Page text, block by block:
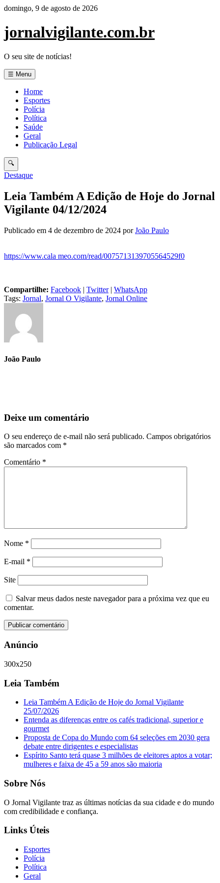
Pular
o
conteúdo
domingo, 9 de agosto de 2026
jornalvigilante.com.br
O seu site de notícias!
☰ Menu
Home
Esportes
Polícia
Política
Saúde
Geral
Publicação Legal
🔍
Destaque
Leia Também A Edição de Hoje do Jornal
Vigilante 04/12/2024
Publicado em 4 de dezembro de 2024 porJoão Paulo
https://www.cala meo.com/read/0075713139705564529f0
Compartilhe: Facebook | Twitter| WhatsApp
Tags: Jornal, Jornal O Vigilante, Jornal Online
João Paulo
Deixe um comentário
O seu endereço de e-mail não será publicado. Campos obrigatórios
são marcados com *
Comentário *
Nome *
E-mail *
Site
Salvar meus dados neste navegador para a próxima vez que eu
comentar.
Anúncio
300x250
Leia Também
Leia Também A Edição de Hoje do Jornal Vigilante
25/07/2026
Entenda as diferenças entre os cafés tradicional, superior e
gourmet
Proposta de Copa do Mundo com 64 seleções em 2030 gera
debate entre dirigentes e especialistas
Espírito Santo terá quase 3 milhões de eleitores aptos a votar;
mulheres e faixa de 45 a 59 anos são maioria
Sobre Nós
O Jornal Vigilante traz as últimas notícias da sua cidade e do mundo
com credibilidade e confiança.
Links Úteis
Esportes
Polícia
Política
Geral